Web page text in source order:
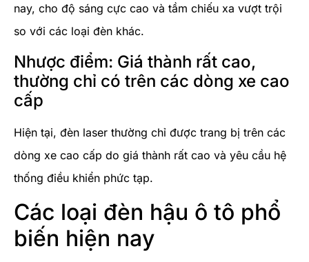
nay, cho độ sáng cực cao và tầm chiếu xa vượt trội
so với các loại đèn khác.
Nhược điểm: Giá thành rất cao,
thường chỉ có trên các dòng xe cao
cấp
Hiện tại, đèn laser thường chỉ được trang bị trên các
dòng xe cao cấp do giá thành rất cao và yêu cầu hệ
thống điều khiển phức tạp.
Các loại đèn hậu ô tô phổ
biến hiện nay